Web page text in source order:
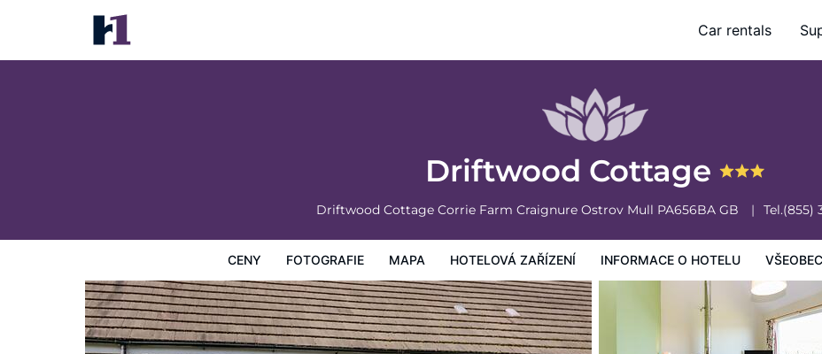
Car rentals
Driftwood Cottage
Driftwood Cottage Corrie Farm Craignure Ostrov Mull PA656BA GB Tel.(855)
CENY FOTOGRAFIE MAPA HOTELOVÁ ZAŘÍZENÍ INFORMACE O HOTELU
Driftwood Cottage
Ceny Fotografie